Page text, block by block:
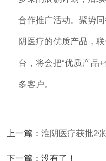
合作推广活动。聚势
阴医疗的优质产品，
台，将会把“优质产品
多客户。
上一篇：淮阴医疗获批2
下一篇：没有了！